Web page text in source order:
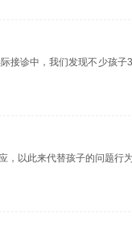
接诊中，我们发现不少孩
，以此来代替孩子的问题行